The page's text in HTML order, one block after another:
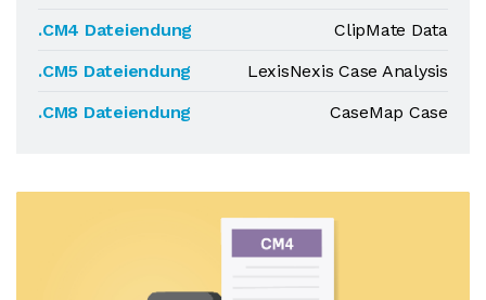
.CM4 Dateiendung
ClipMate Data
.CM5 Dateiendung
LexisNexis Case Analysis
.CM8 Dateiendung
CaseMap Case